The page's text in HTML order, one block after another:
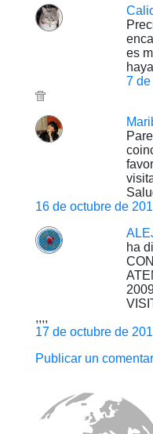
es
7
16 de octubre de
ha
,,,,
17 de octubre de
Publicar un